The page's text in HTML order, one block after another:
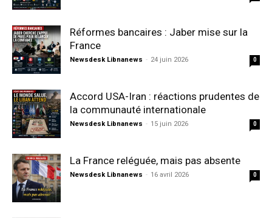
Réformes bancaires : Jaber mise sur la
France
Newsdesk Libnanews - 24 juin 2026 0
Accord USA-Iran : réactions prudentes de
la communauté internationale
Newsdesk Libnanews - 15 juin 2026 0
La France reléguée, mais pas absente
Newsdesk Libnanews - 16 avril 2026 0